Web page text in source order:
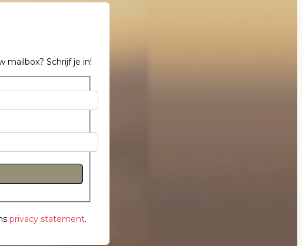
mailbox? Schrijf je in!
privacy statement.